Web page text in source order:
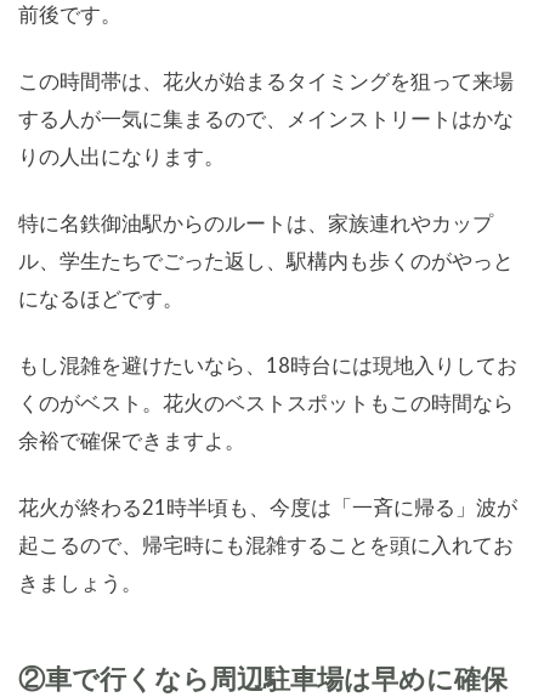
前後です。
この時間帯は、花火が始まるタイミングを狙って来場
する人が一気に集まるので、メインストリートはかな
りの人出になります。
特に名鉄御油駅からのルートは、家族連れやカップ
ル、学生たちでごった返し、駅構内も歩くのがやっと
になるほどです。
もし混雑を避けたいなら、18時台には現地入りしてお
くのがベスト。花火のベストスポットもこの時間なら
余裕で確保できますよ。
花火が終わる21時半頃も、今度は「一斉に帰る」波が
起こるので、帰宅時にも混雑することを頭に入れてお
きましょう。
②車で行くなら周辺駐車場は早めに確保